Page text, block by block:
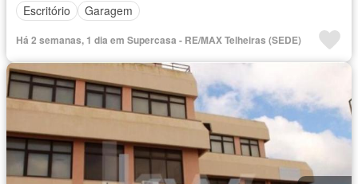
Escritório
Garagem
Há 2 semanas, 1 dia em Supercasa - RE/MAX Telheiras (SEDE)